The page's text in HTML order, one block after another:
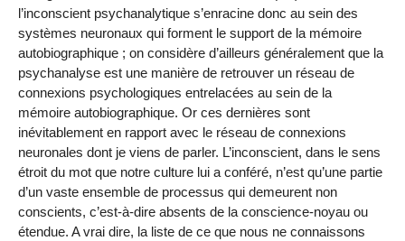
l’inconscient psychanalytique s’enracine donc au sein des
systèmes neuronaux qui forment le support de la mémoire
autobiographique ; on considère d’ailleurs généralement que la
psychanalyse est une manière de retrouver un réseau de
connexions psychologiques entrelacées au sein de la
mémoire autobiographique. Or ces dernières sont
inévitablement en rapport avec le réseau de connexions
neuronales dont je viens de parler. L’inconscient, dans le sens
étroit du mot que notre culture lui a conféré, n’est qu’une partie
d’un vaste ensemble de processus qui demeurent non
conscients, c’est-à-dire absents de la conscience-noyau ou
étendue. A vrai dire, la liste de ce que nous ne connaissons